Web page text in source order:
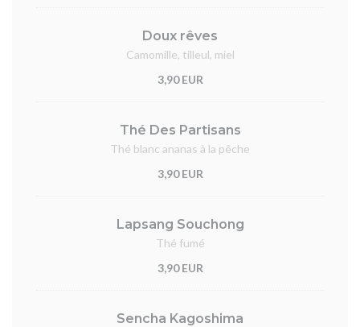
Doux rêves
Camomille, tilleul, miel
3,90 EUR
Thé Des Partisans
Thé blanc ananas à la pêche
3,90 EUR
Lapsang Souchong
Thé fumé
3,90 EUR
Sencha Kagoshima